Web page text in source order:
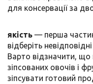
для консервації за
якість — перша
відберіть
Варто відзначити, що
зіпсованих овочів і
зіпсувати готовий